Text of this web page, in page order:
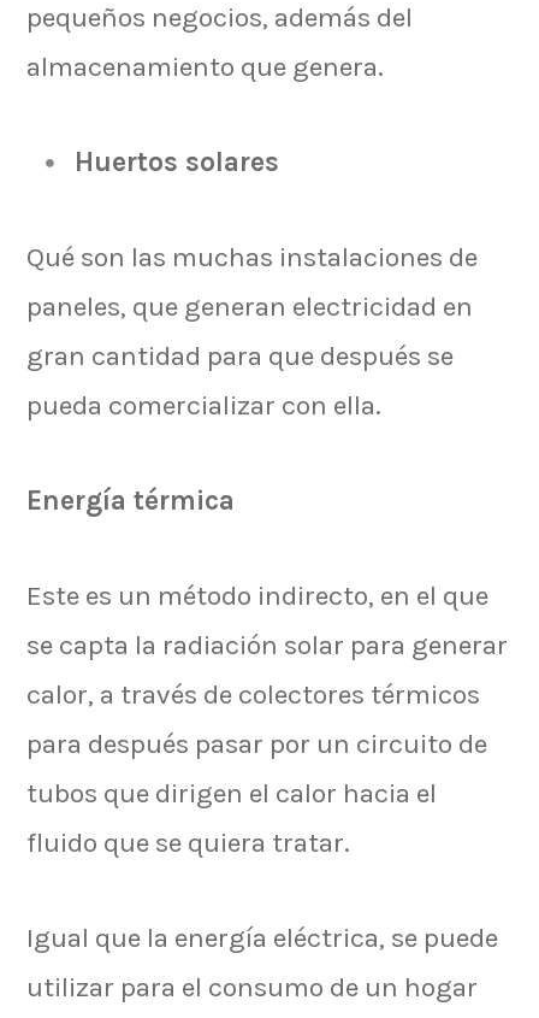
pequeños negocios, además del
almacenamiento que genera.
Huertos solares
Qué son las muchas instalaciones de
paneles, que generan electricidad en
gran cantidad para que después se
pueda comercializar con ella.
Energía térmica
Este es un método indirecto, en el que
se capta la radiación solar para generar
calor, a través de colectores térmicos
para después pasar por un circuito de
tubos que dirigen el calor hacia el
fluido que se quiera tratar.
Igual que la energía eléctrica, se puede
utilizar para el consumo de un hogar